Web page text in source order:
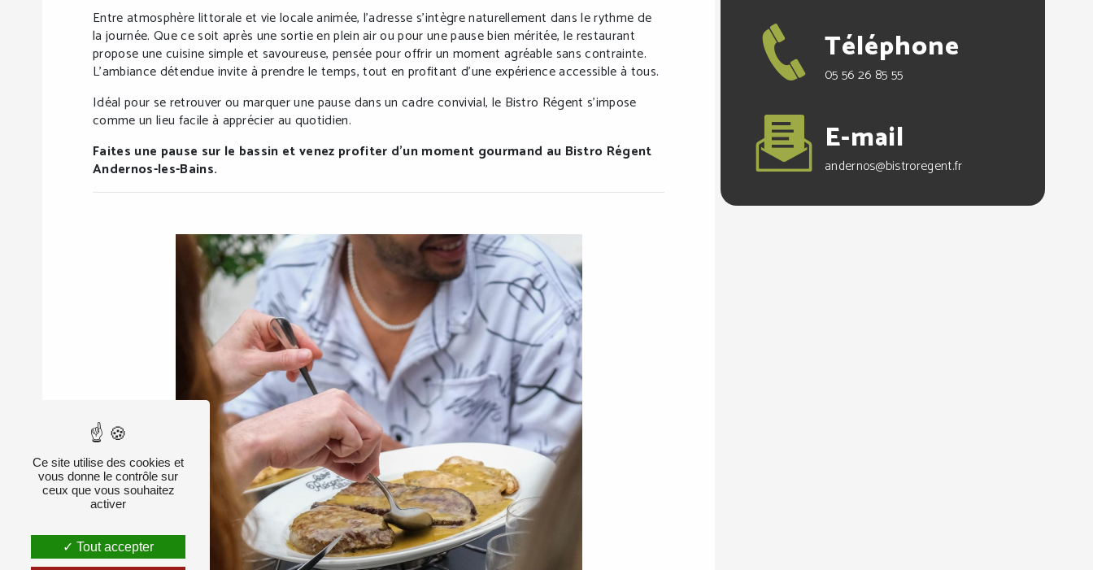
Entre atmosphère littorale et vie locale animée, l’adresse s’intègre naturellement dans le rythme de
la journée. Que ce soit après une sortie en plein air ou pour une pause bien méritée, le restaurant
propose une cuisine simple et savoureuse, pensée pour offrir un moment agréable sans contrainte.
L’ambiance détendue invite à prendre le temps, tout en profitant d’une expérience accessible à tous.
Idéal pour se retrouver ou marquer une pause dans un cadre convivial, le Bistro Régent s’impose
comme un lieu facile à apprécier au quotidien.
Faites une pause sur le bassin et venez profiter d’un moment gourmand au Bistro Régent
Andernos-les-Bains.
Téléphone
05 56 26 85 55
E-mail
andernos@bistroregent.fr
Ce site utilise des cookies et
vous donne le contrôle sur
ceux que vous souhaitez
activer
Tout accepter